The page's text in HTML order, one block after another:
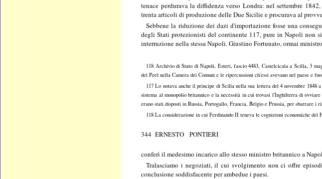
tenace perdurava la diffidenza verso Londra: nel settembre
trenta articoli di produzione delle Due Sicilie e procurava al
Sebbene la riduzione dei dazi d'importazione fosse una
degli Stati protezionisti del continente 117, pure in Napoli non
interruzione nella stessa Napoli. Giustino Fortunato, ormai
118 Archivio di Stato di Napoli, Esteri, fascio 4483, Castelcicala a Scilla, 3
del Peel nella Camera dei Comuni e le ripercussioni ch'essi avevano nel paese e
117 Lo notava anche il principe di Scilla nella sua lettera del 4 novembre
sistema al monopolio britannico e la necessità in cui trovasi l'Inghilterra di
erano stati disposti in Russia, Portogallo, Francia, Belgio e Prussia, per sbarrare
118 La considerazione in cui Ferdinando II teneva le cognizioni economiche
344 ERNESTO PONTIERI
conferì il medesimo incarico allo stesso ministro britannico a
Tralasciamo i negoziati, il cui svolgimento non ci offre
conclusione soddisfacente per ambedue i paesi.